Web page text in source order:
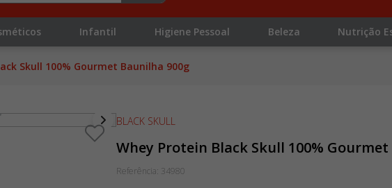
Infantil Higiene Pessoal Beleza Nutrição
Skull 100% Gourmet Baunilha 900g
BLACK SKULL
Whey Protein Black Skull 100%
Referência: 34980